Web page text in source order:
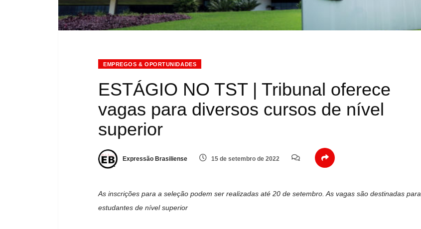
EMPREGOS & OPORTUNIDADES
ESTÁGIO NO TST | Tribunal oferece
vagas para diversos cursos de nível
superior
Expressão Brasiliense 15 de setembro de 2022
As inscrições para a seleção podem ser realizadas até 20 de setembro. As vagas são destinadas para
estudantes de nível superior